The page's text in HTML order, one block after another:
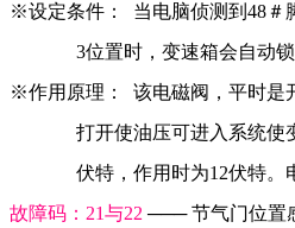
※设定条件：  当电脑侦测到48＃
3位置时，变速箱会自动
※作用原理：  该电磁阀，平时是
打开使油压可进入系
伏特，作用时为12伏
故障码：21与22 ─── 节气门位置